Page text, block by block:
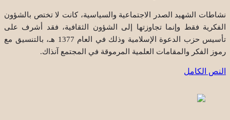
نشاطات الشهيد الصدر الاجتماعية والسياسية، كانت لا تختص بالشؤون
الفكرية فقط وإنما تجاوزتها إلى الشؤون الثقافية، فقد أشرف على
تأسيس حزب الدعوة الإسلامية وذلك في العام 1377 هـ، بالتنسيق مع
رموز الفكر والمقامات العلمية المرموقة في المجتمع آنذاك.
النص الكامل